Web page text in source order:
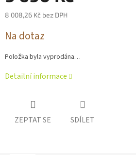
8 008,26 Kč bez DPH
cena:
Na dotaz
Položka byla vyprodána…
Detailní informace
ZEPTAT SE SDÍLET